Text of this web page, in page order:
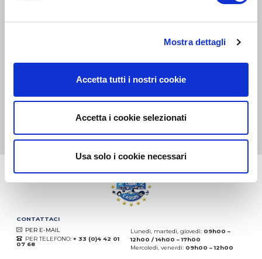
Mostra dettagli
Accetta tutti i nostri cookie
Accetta i cookie selezionati
Usa solo i cookie necessari
THE FEEDBACK
08.08.2026 DI PIÙ
(dal 2018)
CONTATTACI
PER E-MAIL
PER TELEFONO: + 33 (0)4 42 01
07 68
Lunedì, martedì, giovedì: 09h00 –
12h00 / 14h00 – 17h00
Mercoledì, venerdì: 09h00 – 12h00